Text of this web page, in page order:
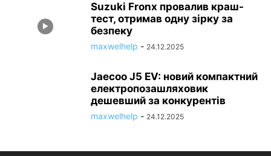
Suzuki Fronx провалив краш-
тест, отримав одну зірку за
безпеку
maxwelhelp - 24.12.2025
Jaecoo J5 EV: новий компактний
електропозашляховик
дешевший за конкурентів
maxwelhelp - 24.12.2025